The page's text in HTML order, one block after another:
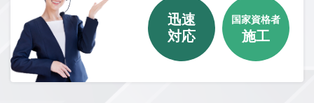
迅速
対応
国家資格者
施工